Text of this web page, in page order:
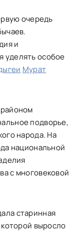
очередь
и
уделять особое
Мурат
подворье,
народа. На
национальной
с многовековой
старинная
выросло